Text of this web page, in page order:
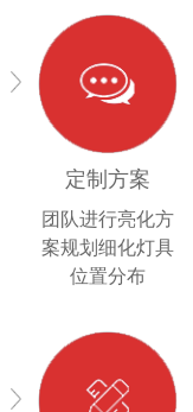
定制方案
团队进行亮化方
案规划细化灯具
位置分布